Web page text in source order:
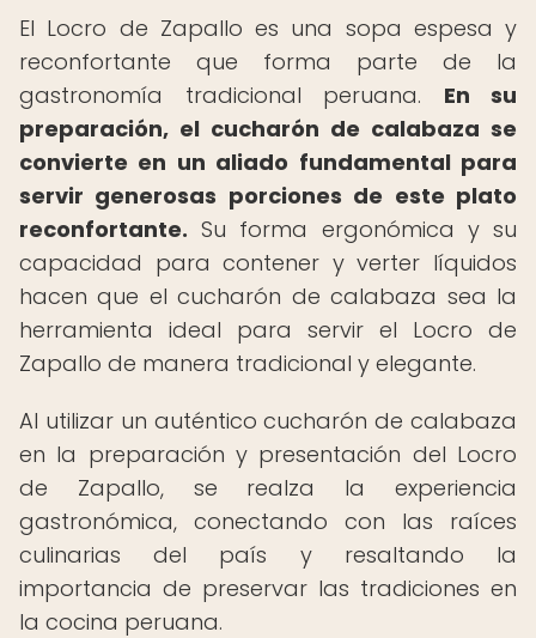
El Locro de Zapallo es una sopa espesa y
reconfortante que forma parte de la
gastronomía tradicional peruana. En su
preparación, el cucharón de calabaza se
convierte en un aliado fundamental para
servir generosas porciones de este plato
reconfortante. Su forma ergonómica y su
capacidad para contener y verter líquidos
hacen que el cucharón de calabaza sea la
herramienta ideal para servir el Locro de
Zapallo de manera tradicional y elegante.
Al utilizar un auténtico cucharón de calabaza
en la preparación y presentación del Locro
de Zapallo, se realza la experiencia
gastronómica, conectando con las raíces
culinarias del país y resaltando la
importancia de preservar las tradiciones en
la cocina peruana.